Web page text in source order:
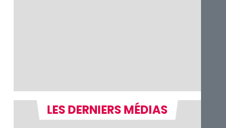
des séquences de
game...
Pokémon GO : les
LES DERNIERS MÉDIAS